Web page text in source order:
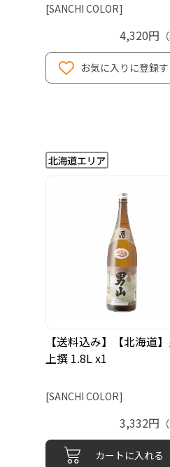
[SANCHI COLOR]
4,320円
お気に入りに登録
【送料込み】【北海道
上撰 1.8L x1
[SANCHI COLOR]
3,332円
カートに入れる